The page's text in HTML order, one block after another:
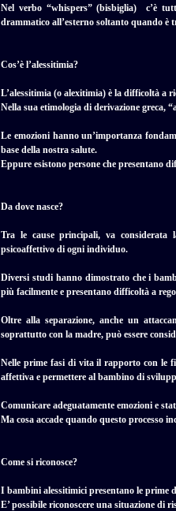
Nel verbo “whispers” (bisbiglia) c’è
drammatico all’esterno soltanto quando è
Cos’è l’alessitimia?
L’alessitimia (o alexitimia) è la difficoltà a
Nella sua etimologia di derivazione greca,
Le emozioni hanno un’importanza
base della nostra salute.
Eppure esistono persone che presentano
Da dove nasce?
Tra le cause principali, va
psicoaffettivo di ogni individuo.
Diversi studi hanno dimostrato che i
più facilmente e presentano difficoltà a
Oltre alla separazione, anche un
soprattutto con la madre, può essere
Nelle prime fasi di vita il rapporto con le
affettiva e permettere al bambino di
Comunicare adeguatamente emozioni e
Ma cosa accade quando questo processo
Come si riconosce?
I bambini alessitimici presentano le prime
E’ possibile riconoscere una situazione di